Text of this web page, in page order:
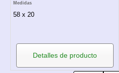
Medidas
58 x 20
Detalles de producto